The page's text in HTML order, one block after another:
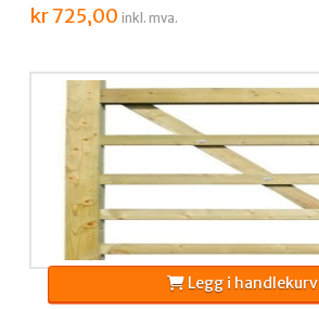
kr725,00 inkl. mva.
Legg i handlekurv